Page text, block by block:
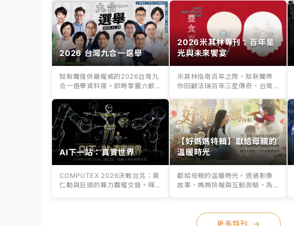
2026 台灣九合一選舉
知新聞提供最權威的2026台灣九
合一選舉資料庫。即時掌握六都
2026米其林專刊：百年星
光與未來饗宴
米其林指南百年之際，知新聞帶
你回顧法瑞百年三星傳奇、台灣
AI下一站：真實世界
COMPUTEX 2026決戰台北：黃
仁勳與巨頭的算力霸權交鋒。輝
【好媽媽特輯】獻給母親的
溫暖時光
獻給母親的溫暖時光。透過影像
故事、媽媽快報與互動測驗，為
更多特刊 →